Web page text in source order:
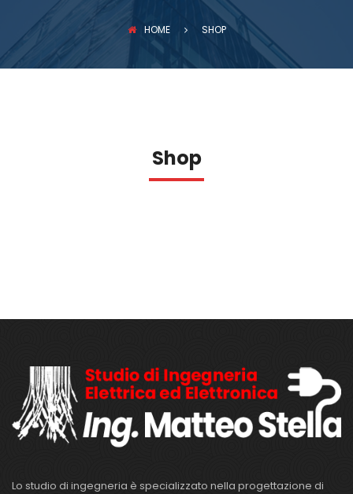
HOME SHOP
Shop
Lo studio di ingegneria è specializzato nella progettazione di
PREVENZIONE INCENDI